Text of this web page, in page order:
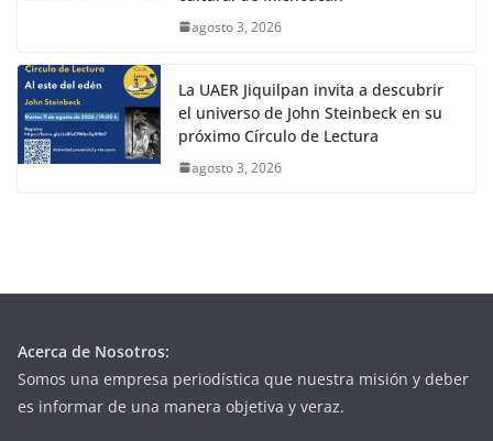
agosto 3, 2026
La UAER Jiquilpan invita a descubrir
el universo de John Steinbeck en su
próximo Círculo de Lectura
agosto 3, 2026
Acerca de Nosotros:
Somos una empresa periodística que nuestra misión y deber
es informar de una manera objetiva y veraz.